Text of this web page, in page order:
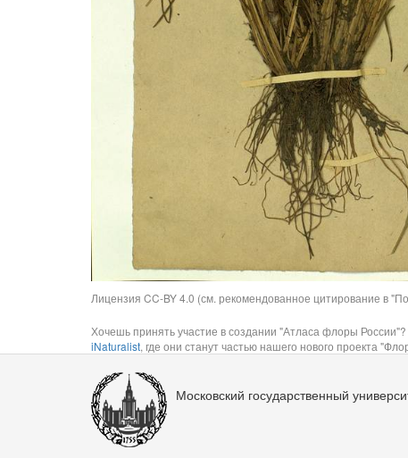
Лицензия CC-BY 4.0 (см. рекомендованное цитирование в
Хочешь принять участие в создании "Атласа флоры
iNaturalist, где они станут частью нашего нового проекта
Московский государственный